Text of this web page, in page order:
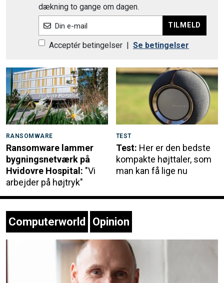
dækning to gange om dagen.
Din e-mail TILMELD
Acceptér betingelser | Se betingelser
RANSOMWARE
Ransomware lammer
bygningsnetværk på
Hvidovre Hospital: "Vi
arbejder på højtryk"
TEST
Test: Her er den bedste
kompakte højttaler, som
man kan få lige nu
Computerworld Opinion